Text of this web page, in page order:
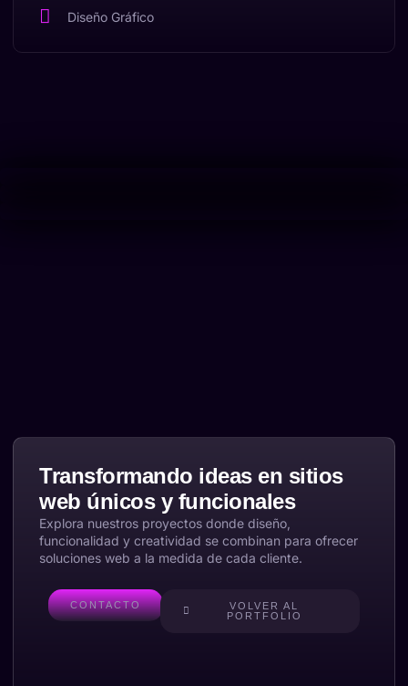
Diseño Gráfico
Transformando ideas en sitios
web únicos y funcionales
Explora nuestros proyectos donde diseño,
funcionalidad y creatividad se combinan para ofrecer
soluciones web a la medida de cada cliente.
CONTACTO
VOLVER AL
PORTFOLIO